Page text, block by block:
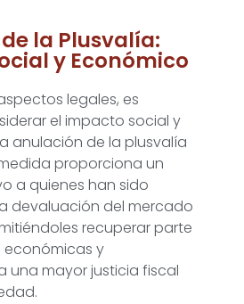
la Plusvalía:
y Económico
legales, es
el impacto social y
anulación de la plusvalía
proporciona un
a quienes han sido
devaluación del mercado
recuperar parte
económicas y
una mayor justicia fiscal